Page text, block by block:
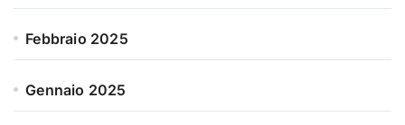
Febbraio 2025
Gennaio 2025